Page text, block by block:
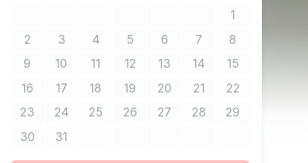
1No tickets
2No tickets available
3No tickets available
4No tickets available
5No tickets available
6No tickets available
7No tickets available
8No tickets
9No tickets available
10No tickets available
11No tickets available
12No tickets available
13No tickets available
14No tickets available
15No tickets
16No tickets available
17No tickets available
18No tickets available
19No tickets available
20No tickets available
21No tickets available
22No tickets
23No tickets available
24No tickets available
25No tickets available
26No tickets available
27No tickets available
28No tickets available
29No tickets
30No tickets available
31No tickets available